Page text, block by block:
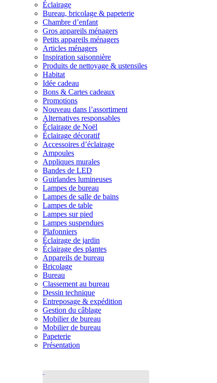
Éclairage
Bureau, bricolage & papeterie
Chambre d’enfant
Gros appareils ménagers
Petits appareils ménagers
Articles ménagers
Inspiration saisonnière
Produits de nettoyage & ustensiles
Habitat
Idée cadeau
Bons & Cartes cadeaux
Promotions
Nouveau dans l’assortiment
Alternatives responsables
Éclairage de Noël
Éclairage décoratif
Accessoires d’éclairage
Ampoules
Appliques murales
Bandes de LED
Guirlandes lumineuses
Lampes de bureau
Lampes de salle de bains
Lampes de table
Lampes sur pied
Lampes suspendues
Plafonniers
Éclairage de jardin
Éclairage des plantes
Appareils de bureau
Bricolage
Bureau
Classement au bureau
Dessin technique
Entreposage & expédition
Gestion du câblage
Mobilier de bureau
Mobilier de bureau
Papeterie
Présentation